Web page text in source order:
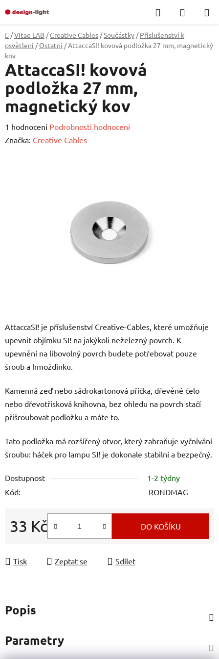
na
obsah
Hledat
KOŠÍK
Domů
/Vitae LAB / Creative Cables /Součástky / Příslušenství k
osvětlení / Ostatní /AttaccaSI! kovová podložka 27 mm, magnetický
kov
AttaccaSI! je příslušenství Creative-Cables, které umožňuje
upevnit objímku SI! na jakýkoli neželezný povrch. K
upevnění na libovolný povrch budete potřebovat pouze
šroub a hmoždinku.
Kamenná zeď nebo sádrokartonová příčka, dřevěné čelo
nebo dřevotřísková knihovna, bez ohledu na povrch stačí
přišroubovat podložku a máte to.
Tato podložka má rozšířený otvor, který zabraňuje vyčnívání
šroubu: háček pro lampu SI! je dokonale stabilní a bezpečný.
Dostupnost
1-2 týdny
Kód:
RONDMAG
33 Kč
Měrná cena:
DO KOŠÍKU
Tisk Zeptat se Sdílet
AttaccaSI! kovová
podložka 27 mm,
magnetický kov
Průměrné
hodnocení
1 hodnocení Podrobnosti hodnocení
Značka: Creative Cables
Popis
Parametry